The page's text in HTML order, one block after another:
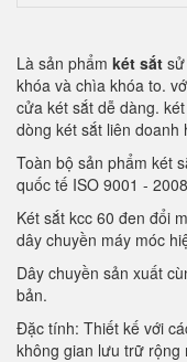
Là sản phẩm két sắt
khóa và chìa khóa to.
cửa két sắt dễ dàng.
dòng két sắt liên doanh
Toàn bộ sản phẩm két
quốc tế ISO 9001 -
Két sắt kcc 60 đen đổi
dây chuyền máy móc
Dây chuyền sản xuất
bản.
Đặc tính: Thiết kế với
không gian lưu trữ rộng